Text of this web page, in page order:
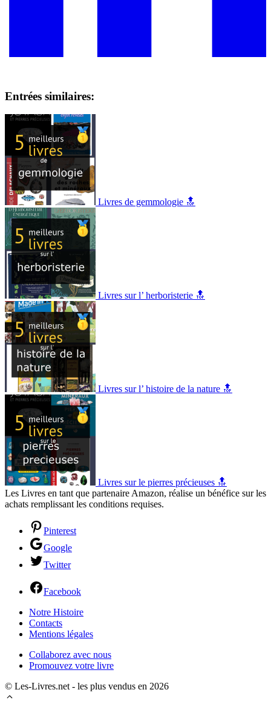
Entrées similaires:
Livres de gemmologie 🔝
Livres sur l’ herboristerie 🔝
Livres sur l’ histoire de la nature 🔝
Livres sur le pierres précieuses 🔝
Les Livres en tant que partenaire Amazon, réalise un bénéfice sur les
achats remplissant les conditions requises.
Pinterest
Google
Twitter
Facebook
Notre Histoire
Contacts
Mentions légales
Collaborez avec nous
Promouvez votre livre
© Les-Livres.net - les plus vendus en 2026